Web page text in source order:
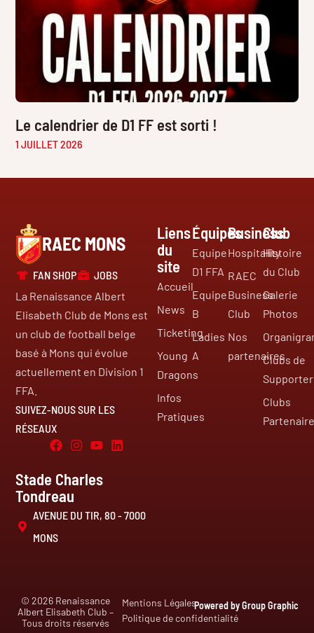
Le calendrier de D1 FF est sorti !
1 JUILLET 2026
RAEC MONS
FAN SHOP
JOBS
La Renaissance Albert
Elisabeth Club de Mons est
un club de football belge
basé à Mons qui évolue
actuellement en Division 1
FFA.
SUIVEZ-NOUS SUR LES
RÉSEAUX
Stade Charles
Tondreau
AVENUE DU TIR, 80 - 7000
MONS
Liens
du
site
Accueil
News
Ticketing
Young
Dragons
Infos
Pratiques
Équipes
Equipe
D1 FFA
Equipe
B
Ladies
A
Business
Hospitality
RAEC
Business
Club
Nos
partenaires
Club
Histoire
du Club
Galerie
Photos
Clubs de
Clubs
© 2026 Renaissance
Albert Elisabeth Club –
Tous droits réservés
Mentions Légales
Politique de confidentialité
Powered by Group Graphic